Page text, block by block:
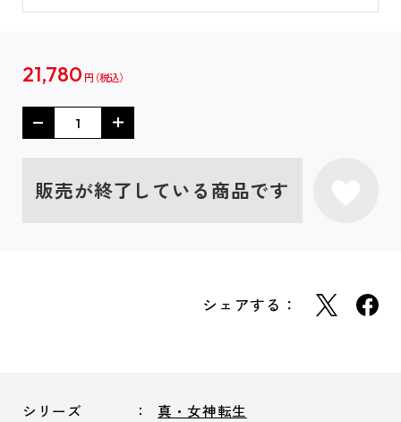
21,780 円
販売が終了している商品です
シェアする：
シリーズ 真・女神転生